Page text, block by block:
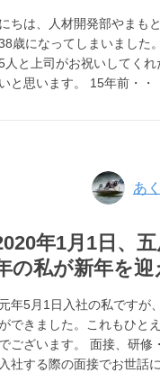
ちは、人材開発部やまも
歳になってしまいました
人と上司がお祝いしてく
と思います。 15年前・・
あ
年1月1日、
の私が新年を迎
年5月1日入社の私ですが
できました。これもひと
ございます。 面接、研修
社する際の面接でお世話